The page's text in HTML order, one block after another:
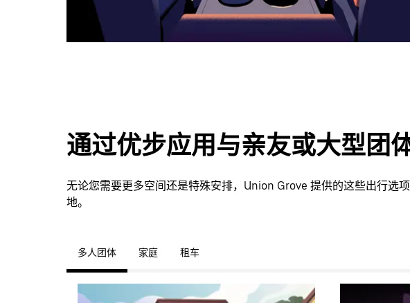
通过优步应用与亲友或大型团
无论您需要更多空间还是特殊安排，Union Grove 提供的这些出行选
地。
多人团体 家庭 租车